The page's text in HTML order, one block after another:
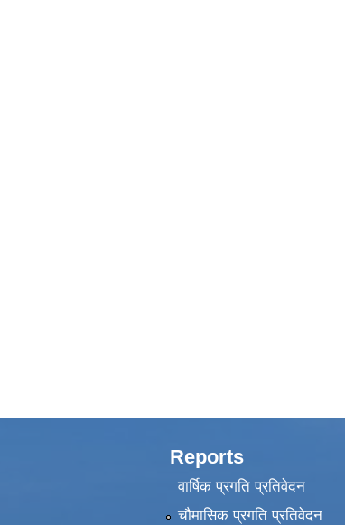
Reports
वार्षिक प्रगति प्रतिवेदन
चौमासिक प्रगति प्रतिवेदन